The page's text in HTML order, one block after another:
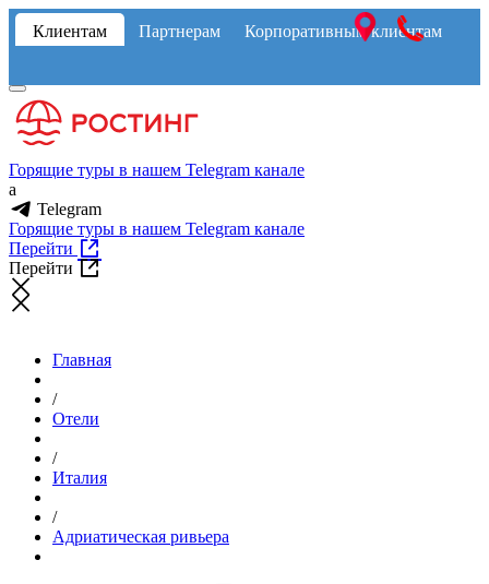
Клиентам Партнерам Корпоративным клиентам
Горящие туры в нашем Telegram канале
a
Telegram
Горящие туры в нашем Telegram канале
Перейти
Перейти
Главная
/
Отели
/
Италия
/
Адриатическая ривьера